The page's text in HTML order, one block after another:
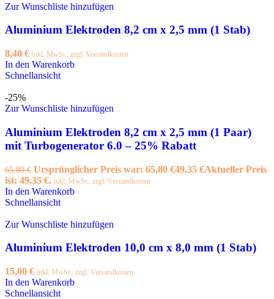
Zur Wunschliste hinzufügen
Aluminium Elektroden 8,2 cm x 2,5 mm (1 Stab)
8,40 € inkl. MwSt., zzgl. Versandkosten
In den Warenkorb
Schnellansicht
-25%
Zur Wunschliste hinzufügen
Aluminium Elektroden 8,2 cm x 2,5 mm (1 Paar)
mit Turbogenerator 6.0 – 25% Rabatt
65,80€ Ursprünglicher Preis war: 65,80 €49,35 €Aktueller Preis
ist: 49,35 €. inkl. MwSt., zzgl. Versandkosten
In den Warenkorb
Schnellansicht
Zur Wunschliste hinzufügen
Aluminium Elektroden 10,0 cm x 8,0 mm (1 Stab)
15,00 € inkl. MwSt., zzgl. Versandkosten
In den Warenkorb
Schnellansicht